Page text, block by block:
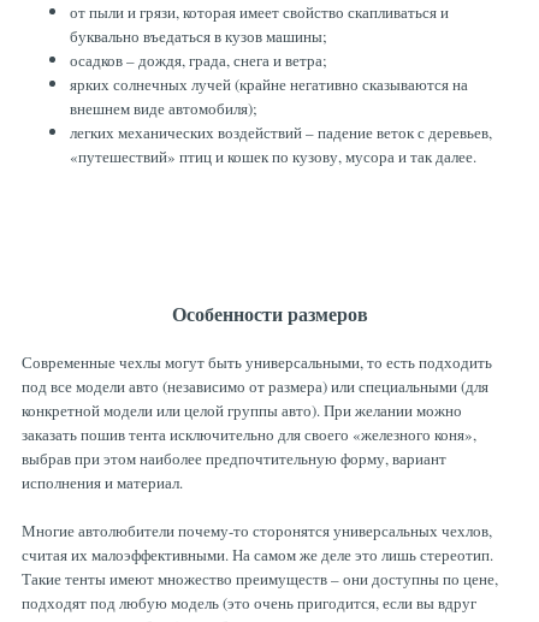
от пыли и грязи, которая имеет свойство скапливаться и
буквально въедаться в кузов машины;
осадков – дождя, града, снега и ветра;
ярких солнечных лучей (крайне негативно сказываются на
внешнем виде автомобиля);
легких механических воздействий – падение веток с деревьев,
«путешествий» птиц и кошек по кузову, мусора и так далее.
Особенности размеров
Современные чехлы могут быть универсальными, то есть подходить
под все модели авто (независимо от размера) или специальными (для
конкретной модели или целой группы авто). При желании можно
заказать пошив тента исключительно для своего «железного коня»,
выбрав при этом наиболее предпочтительную форму, вариант
исполнения и материал.
Многие автолюбители почему-то сторонятся универсальных чехлов,
считая их малоэффективными. На самом же деле это лишь стереотип.
Такие тенты имеют множество преимуществ – они доступны по цене,
подходят под любую модель (это очень пригодится, если вы вдруг
ТОРМОЗНЫЕ ДИСКИ